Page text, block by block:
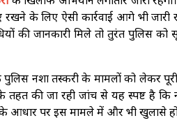
के लिए ऐसी कार्रवाई आगे भी जारी
की जानकारी मिले तो तुरंत पुलिस को
पुलिस नशा तस्करी के मामलों को लेकर
के तहत की जा रही जांच से यह स्पष्ट है
पर इस मामले में और भी खुलासे